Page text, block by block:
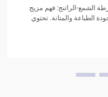
الشمع-الراتنج: فهم مزيج
الطباعة والمتانة. تحتوي